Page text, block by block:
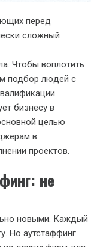
перед
сложный
Чтобы воплотить
подбор людей с
бизнесу в
целью
в
проектов.
не
новыми. Каждый
Но аутстаффинг